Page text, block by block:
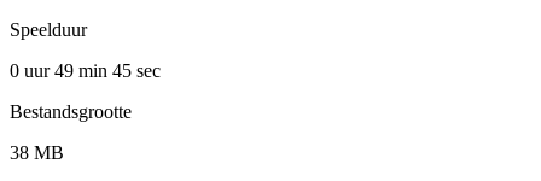
Speelduur
0 uur 49 min 45 sec
Bestandsgrootte
38 MB